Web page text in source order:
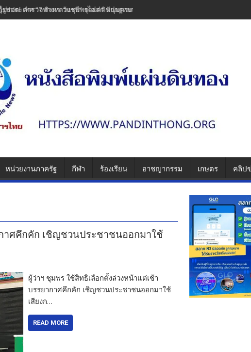
รอด! ตำรวจทางหลวงชุมพรไล่ล่า หนุ่มควบเวฟแต่งซิ่งพุ่งชนเสาไฟ รวบคาเพชรเก
หน่วยงานภาครัฐ กีฬา ร้องเรียน อาชญากรรม เกษตร คลิป
าศคึกคัก เชิญชวนประชาชนออกมาใช้
ผู้ว่าฯ ชุมพร ใช้สิทธิเลือกตั้งล่วงหน้าแต่เช้า
บรรยากาศคึกคัก เชิญชวนประชาชนออกมาใช้
เสียงก…
READ MORE